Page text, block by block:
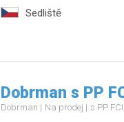
Sedliště
Dobrman s PP
Dobrman Na prodej s PP FCI